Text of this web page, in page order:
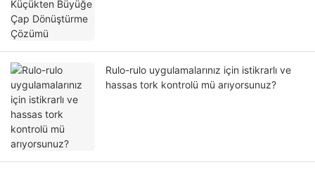
Rulo-rulo uygulamalarınız için istikrarlı ve
hassas tork kontrolü mü arıyorsunuz?